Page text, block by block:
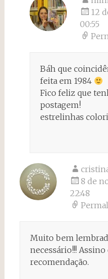
12
00:55
Báh que
feita em 1984
Fico feliz que
postagem!
estrelinhas
8 de
22:48
Muito bem
necessário!!!
recomendação.